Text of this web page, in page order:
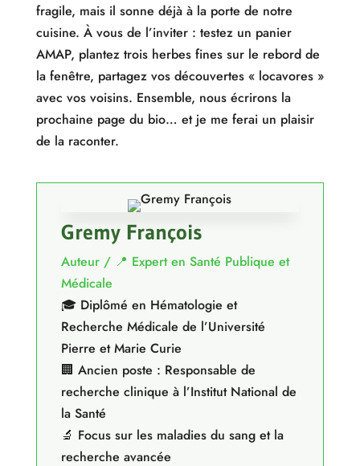
fragile, mais il sonne déjà à la porte de notre
cuisine. À vous de l’inviter : testez un panier
AMAP, plantez trois herbes fines sur le rebord de
la fenêtre, partagez vos découvertes « locavores »
avec vos voisins. Ensemble, nous écrirons la
prochaine page du bio… et je me ferai un plaisir
de la raconter.
Gremy François
Auteur / 📍 Expert en Santé Publique et
Médicale
🎓 Diplômé en Hématologie et
Recherche Médicale de l’Université
Pierre et Marie Curie
🏢 Ancien poste : Responsable de
recherche clinique à l’Institut National de
la Santé
🔬 Focus sur les maladies du sang et la
recherche avancée